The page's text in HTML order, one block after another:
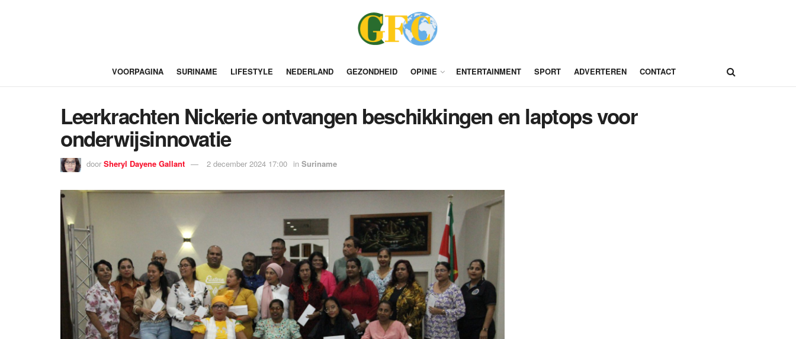
VOORPAGINA SURINAME LIFESTYLE NEDERLAND GEZONDHEID OPINIE ENTERTAINMENT SPORT ADVERTEREN CONTACT
Leerkrachten Nickerie ontvangen beschikkingen en laptops voor
onderwijsinnovatie
door Sheryl Dayene Gallant 2 december 2024 17:00 in Suriname